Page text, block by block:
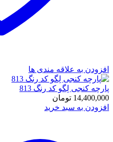
افزودن به علاقه مندی ها
پارچه کنجی لِگو کد رنگ 813
14,400,000 تومان
افزودن به سبد خرید